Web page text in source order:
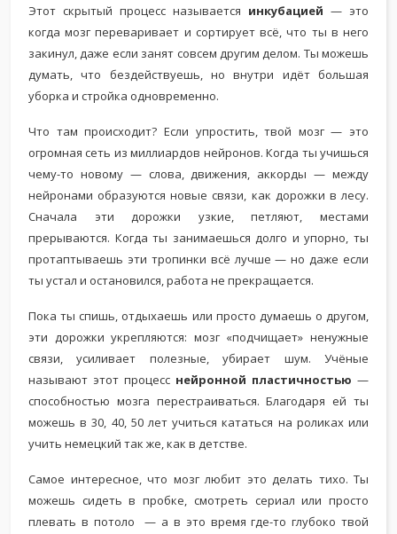
Этот скрытый процесс называется инкубацией — это
когда мозг переваривает и сортирует всё, что ты в него
закинул, даже если занят совсем другим делом. Ты можешь
думать, что бездействуешь, но внутри идёт большая
уборка и стройка одновременно.
Что там происходит? Если упростить, твой мозг — это
огромная сеть из миллиардов нейронов. Когда ты учишься
чему-то новому — слова, движения, аккорды — между
нейронами образуются новые связи, как дорожки в лесу.
Сначала эти дорожки узкие, петляют, местами
прерываются. Когда ты занимаешься долго и упорно, ты
протаптываешь эти тропинки всё лучше — но даже если
ты устал и остановился, работа не прекращается.
Пока ты спишь, отдыхаешь или просто думаешь о другом,
эти дорожки укрепляются: мозг «подчищает» ненужные
связи, усиливает полезные, убирает шум. Учёные
называют этот процесс нейронной пластичностью —
способностью мозга перестраиваться. Благодаря ей ты
можешь в 30, 40, 50 лет учиться кататься на роликах или
учить немецкий так же, как в детстве.
Самое интересное, что мозг любит это делать тихо. Ты
можешь сидеть в пробке, смотреть сериал или просто
плевать в потоло — а в это время где-то глубоко твой